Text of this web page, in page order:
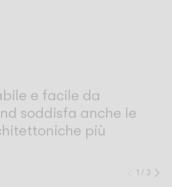
e facile da
soddisfa anche le
più
1 / 3